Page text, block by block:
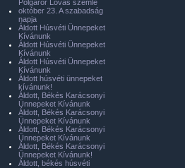
Polgárőr Lovas szemle
október 23. A szabadság
napja
Áldott Húsvéti Ünnepeket
Kívánunk
Áldott Húsvéti Ünnepeket
Kívánunk
Áldott Húsvéti Ünnepeket
Kívánunk
Áldott húsvéti ünnepeket
kívánunk!
Áldott, Békés Karácsonyi
Ünnepeket Kívánunk
Áldott, Békés Karácsonyi
Ünnepeket Kívánunk
Áldott, Békés Karácsonyi
Ünnepeket Kívánunk
Áldott, Békés Karácsonyi
Ünnepeket Kívánunk!
Áldott, békés húsvéti